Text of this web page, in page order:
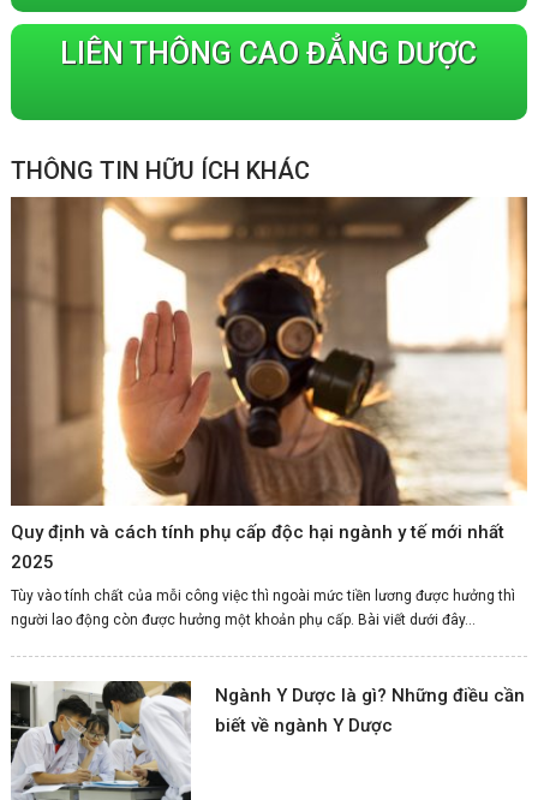
LIÊN THÔNG CAO ĐẲNG DƯỢC
THÔNG TIN HỮU ÍCH KHÁC
Quy định và cách tính phụ cấp độc hại ngành y tế mới nhất
2025
Tùy vào tính chất của mỗi công việc thì ngoài mức tiền lương được hưởng thì
người lao động còn được hưởng một khoản phụ cấp. Bài viết dưới đây...
Ngành Y Dược là gì? Những điều cần
biết về ngành Y Dược